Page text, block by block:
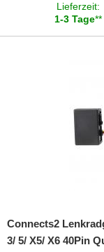
Lieferzeit:
1-3 Tage**
Connects2
3/ 5/ X5/ X6 40Pin